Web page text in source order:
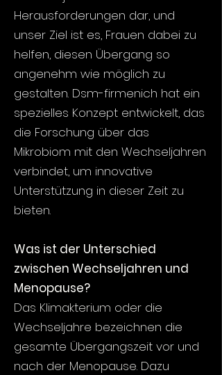
Herausforderungen dar, und
unser Ziel ist es, Frauen dabei zu
helfen, diesen Übergang so
angenehm wie möglich zu
gestalten. Dsm-firmenich hat ein
spezielles Konzept entwickelt, das
die Forschung über das
Mikrobiom mit den Wechseljahren
verbindet, um innovative
Unterstützung in dieser Zeit zu
bieten.
Was ist der Unterschied
zwischen Wechseljahren und
Menopause?
Das Klimakterium oder die
Wechseljahre bezeichnen die
gesamte Übergangszeit vor und
nach der Menopause. Dazu